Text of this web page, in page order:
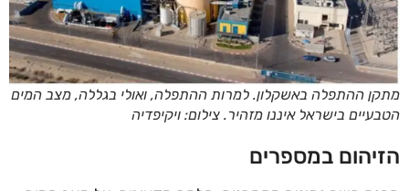
מתקן ההתפלה באשקלון. למרות ההתפלה, ואולי בגללה, מצב המים
הטבעיים בישראל איננו מזהיר. צילום: ויקיפדיה
הזיהום במספרים